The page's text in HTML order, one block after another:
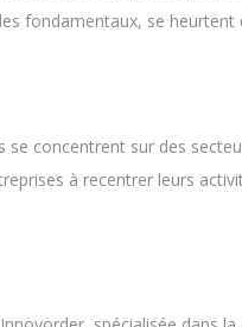
fondamentaux, se
concentrent sur des
à recentrer leurs